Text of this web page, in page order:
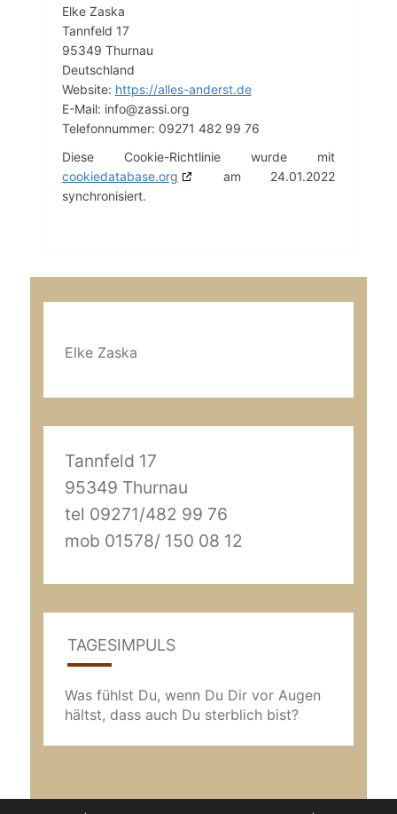
Elke Zaska
Tannfeld 17
95349 Thurnau
Deutschland
Website: https://alles-anderst.de
E-Mail: info@zassi.org
Telefonnummer: 09271 482 99 76
Diese Cookie-Richtlinie wurde mit
cookiedatabase.org
am 24.01.2022
synchronisiert.
Elke Zaska
Tannfeld 17
95349 Thurnau
tel 09271/482 99 76
mob 01578/ 150 08 12
TAGESIMPULS
Was fühlst Du, wenn Du Dir vor Augen
hältst, dass auch Du sterblich bist?